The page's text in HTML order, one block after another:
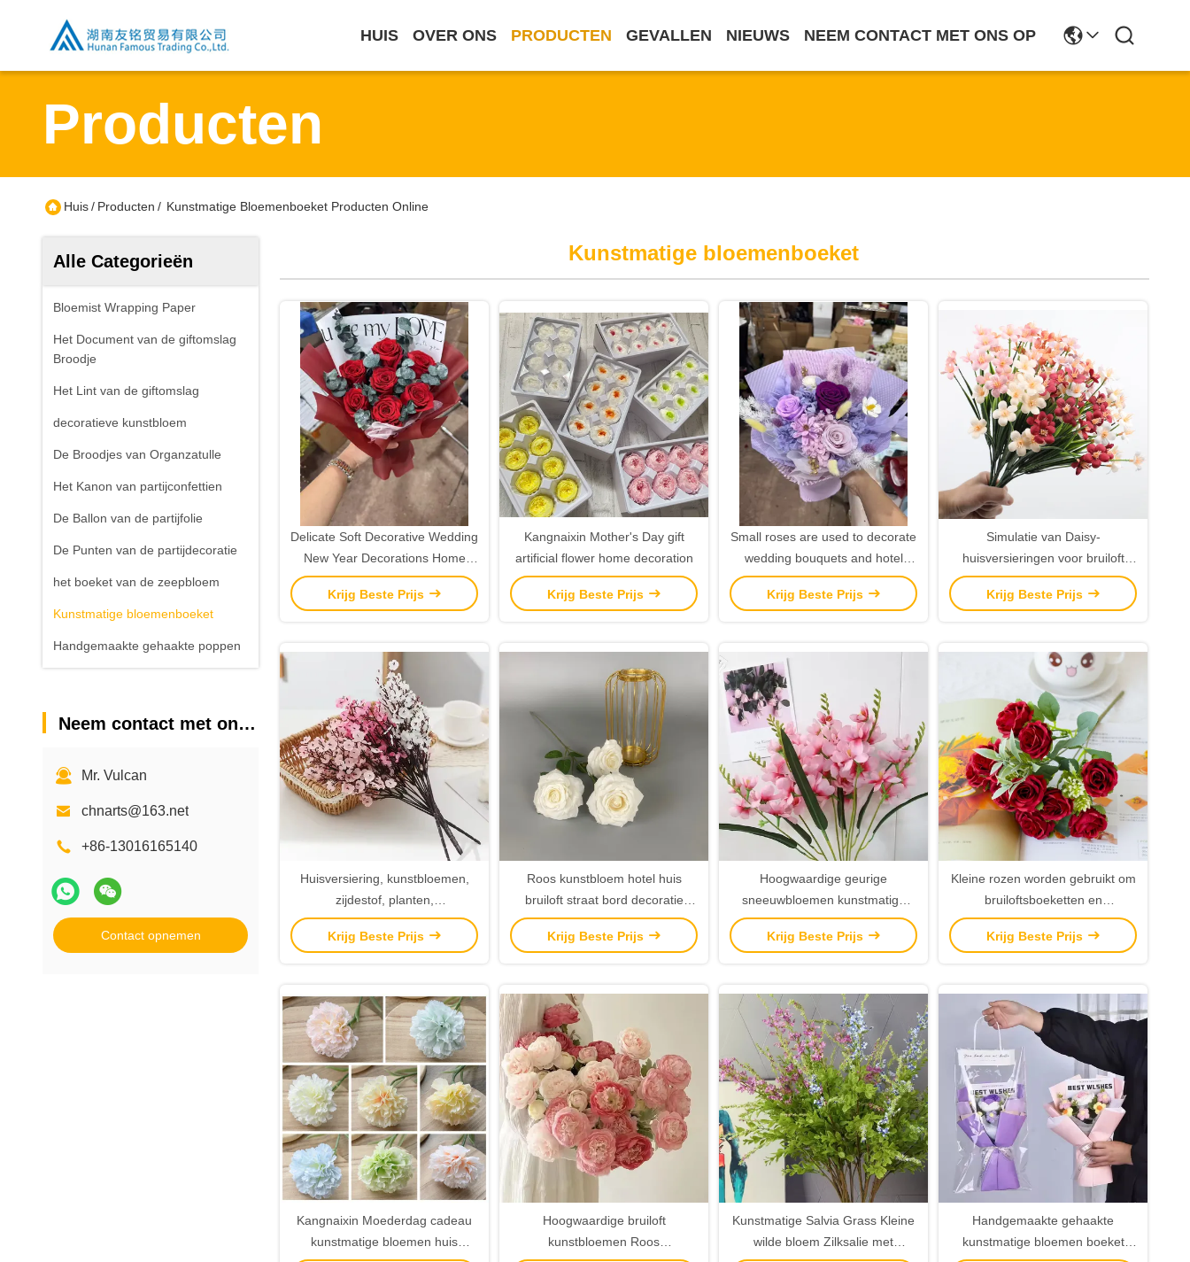
HUIS OVER ONS PRODUCTEN GEVALLEN NIEUWS NEEM CONTACT MET ONS OP
Producten
Huis/ Producten / Kunstmatige Bloemenboeket Producten Online
Alle Categorieën
Bloemist Wrapping Paper
Het Document van de giftomslag
Broodje
Het Lint van de giftomslag
decoratieve kunstbloem
De Broodjes van Organzatulle
Het Kanon van partijconfettien
De Ballon van de partijfolie
De Punten van de partijdecoratie
het boeket van de zeepbloem
Kunstmatige bloemenboeket
Handgemaakte gehaakte poppen
Neem contact met ons op
Mr. Vulcan
chnarts@163.net
+86-13016165140
Contact opnemen
Kunstmatige bloemenboeket
Delicate Soft Decorative Wedding
New Year Decorations Home
Table Items Silk Artificial Flowers
Calla Lily
Krijg Beste Prijs
Kangnaixin Mother's Day gift
artificial flower home decoration
Krijg Beste Prijs
Small roses are used to decorate
wedding bouquets and hotel
home furnishings
Krijg Beste Prijs
Simulatie van Daisy-
huisversieringen voor bruiloft
buitenversiering
Krijg Beste Prijs
Huisversiering, kunstbloemen,
zijdestof, planten,
bruiloftsversiering Bloemen
Tafelbloemen
Krijg Beste Prijs
Roos kunstbloem hotel huis
bruiloft straat bord decoratie
kunstbloem
Krijg Beste Prijs
Hoogwaardige geurige
sneeuwbloemen kunstmatige
boeketten trouwtafel hotel
huisversiering bloemenversiering
Krijg Beste Prijs
Kleine rozen worden gebruikt om
bruiloftsboeketten en
hotelmeubels te versieren
Krijg Beste Prijs
Kangnaixin Moederdag cadeau
kunstmatige bloemen huis
Hoogwaardige bruiloft
kunstbloemen Roos
Kunstmatige Salvia Grass Kleine
wilde bloem Zilksalie met
Handgemaakte gehaakte
kunstmatige bloemen boeket